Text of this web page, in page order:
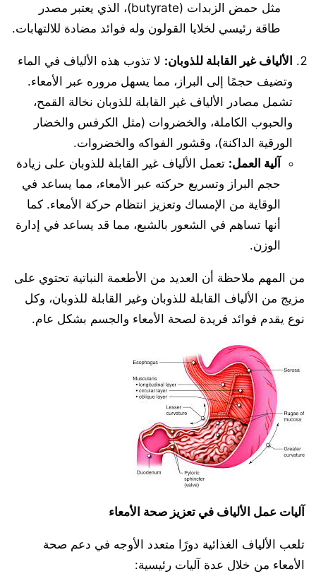
مثل حمض الزبدات (butyrate)، الذي يعتبر مصدر
طاقة رئيسي لخلايا القولون وله فوائد مضادة للالتهابات.
الألياف غير القابلة للذوبان: لا تذوب هذه الألياف في الماء
وتضيف حجمًا إلى البراز، مما يسهل مروره عبر الأمعاء.
تشمل مصادر الألياف غير القابلة للذوبان نخالة القمح،
والحبوب الكاملة، والخضروات (مثل الكرفس والخضار
الورقية الداكنة)، وقشور الفواكه والخضروات.
آلية العمل: تعمل الألياف غير القابلة للذوبان على زيادة
حجم البراز وتسريع حركته عبر الأمعاء، مما يساعد في
الوقاية من الإمساك وتعزيز انتظام حركة الأمعاء. كما
أنها تساهم في الشعور بالشبع، مما قد يساعد في إدارة
الوزن.
من المهم ملاحظة أن العديد من الأطعمة النباتية تحتوي على
مزيج من الألياف القابلة للذوبان وغير القابلة للذوبان، وكل
نوع يقدم فوائد فريدة لصحة الأمعاء والجسم بشكل عام.
آليات عمل الألياف في تعزيز صحة الأمعاء
تلعب الألياف الغذائية دورًا متعدد الأوجه في دعم صحة
الأمعاء من خلال عدة آليات رئيسية: